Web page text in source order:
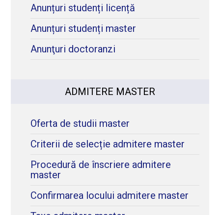
Anunțuri studenți licență
Anunțuri studenți master
Anunţuri doctoranzi
ADMITERE MASTER
Oferta de studii master
Criterii de selecție admitere master
Procedură de înscriere admitere
master
Confirmarea locului admitere master